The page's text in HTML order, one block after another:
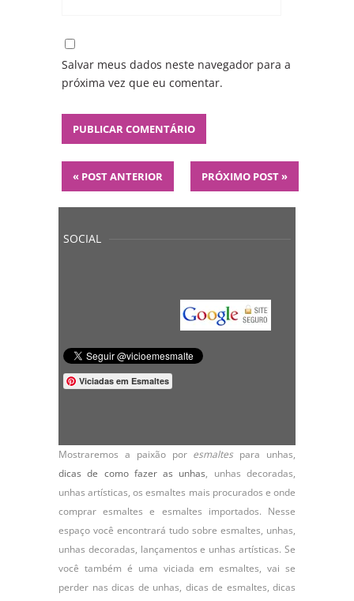
Salvar meus dados neste navegador para a
próxima vez que eu comentar.
« POST ANTERIOR PRÓXIMO POST»
SOCIAL
Viciadas em Esmaltes
Mostraremos a paixão por esmaltes para unhas,
dicas de como fazer as unhas, unhas decoradas,
unhas artísticas, osesmaltes mais procurados e onde
comprar esmaltes e esmaltes importados. Nesse
espaço você encontrará tudo sobre esmaltes, unhas,
unhas decoradas, lançamentos e unhas artísticas. Se
você também é uma viciada em esmaltes, vai se
perder nas dicas de unhas, dicas de esmaltes, dicas